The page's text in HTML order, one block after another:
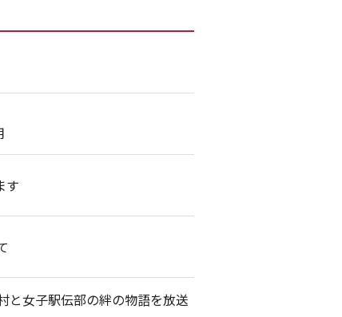
す
村と女子駅伝部の絆の物語を放送